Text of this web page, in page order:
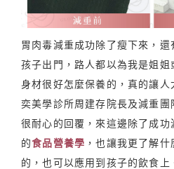
胃肉毒減重成功除了瘦下來，
孩子出門，路人都以為我是姐
身材很好怎麼保養的，真的讓
奕美學診所周建存院長及減重
很耐心的回覆，來這邊除了成
的食品營養學 ，也讓我更了解
的，也可以應用到孩子的飲食